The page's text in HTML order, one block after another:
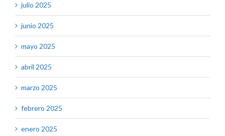
julio 2025
junio 2025
mayo 2025
abril 2025
marzo 2025
febrero 2025
enero 2025